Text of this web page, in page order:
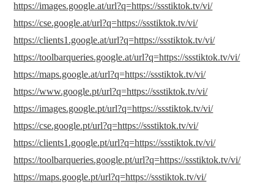
https://images.google.at/url?q=https://ssstiktok.tv/vi/
https://cse.google.at/url?q=https://ssstiktok.tv/vi/
https://clients1.google.at/url?q=https://ssstiktok.tv/vi/
https://toolbarqueries.google.at/url?q=https://ssstiktok.tv/vi/
https://maps.google.at/url?q=https://ssstiktok.tv/vi/
https://www.google.pt/url?q=https://ssstiktok.tv/vi/
https://images.google.pt/url?q=https://ssstiktok.tv/vi/
https://cse.google.pt/url?q=https://ssstiktok.tv/vi/
https://clients1.google.pt/url?q=https://ssstiktok.tv/vi/
https://toolbarqueries.google.pt/url?q=https://ssstiktok.tv/vi/
https://maps.google.pt/url?q=https://ssstiktok.tv/vi/